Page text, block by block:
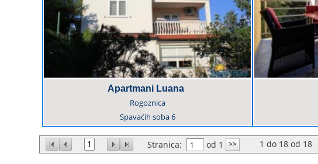
Apartmani Luana
Rogoznica
Spavaćih soba6
1 Stranica: od 1 1 do 18 od 18